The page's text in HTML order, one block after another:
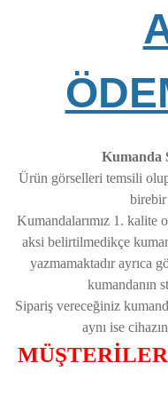
Kumanda
Ürün görselleri temsili
birebir
Kumandalarımız 1. kalite
aksi belirtilmedikçe
yazmamaktadır ayrıca
kumandanın
Sipariş vereceğiniz
aynı ise